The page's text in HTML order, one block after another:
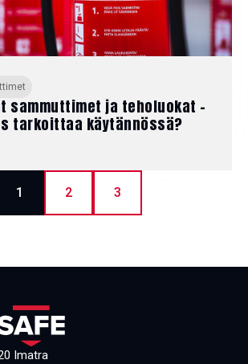
sammuttimet ja teholuokat –
tarkoittaa käytännössä?
1 2 3
Imatra